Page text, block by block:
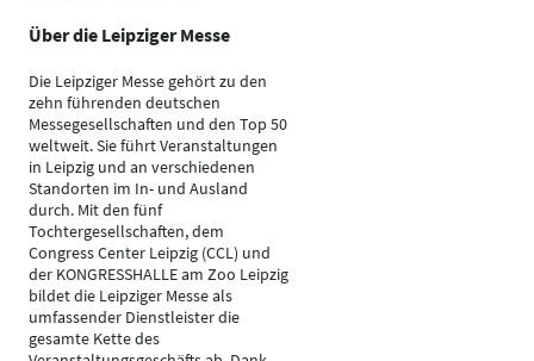
Über die Leipziger Messe
Die Leipziger Messe gehört zu den
zehn führenden deutschen
Messegesellschaften und den Top 50
weltweit. Sie führt Veranstaltungen
in Leipzig und an verschiedenen
Standorten im In- und Ausland
durch. Mit den fünf
Tochtergesellschaften, dem
Congress Center Leipzig (CCL) und
der KONGRESSHALLE am Zoo Leipzig
bildet die Leipziger Messe als
umfassender Dienstleister die
gesamte Kette des